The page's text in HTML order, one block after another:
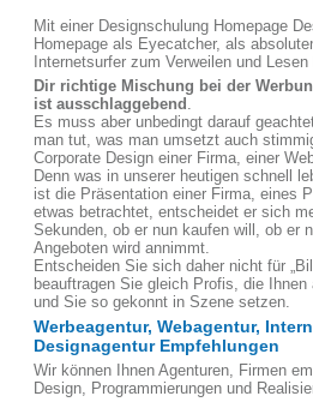
Mit einer Designschulung Homepage
Homepage als Eyecatcher, als
Internetsurfer zum Verweilen und Lesen
Dir richtige Mischung bei der
ist ausschlaggebend .
Es muss aber unbedingt darauf
man tut, was man umsetzt auch
Corporate Design einer Firma, einer
Denn was in unserer heutigen schnell
ist die Präsentation einer Firma, eines
etwas betrachtet, entscheidet er sich
Sekunden, ob er nun kaufen will, ob er
Angeboten wird annimmt.
Entscheiden Sie sich daher nicht für
beauftragen Sie gleich Profis, die
und Sie so gekonnt in Szene setzen.
Werbeagentur, Webagentur,
Designagentur Empfehlungen
Wir können Ihnen Agenturen, Firmen
Design, Programmierungen und